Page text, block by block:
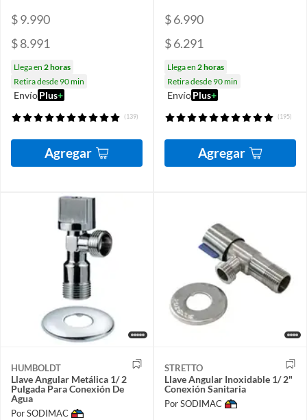
$ 9.990
$ 8.991
Llega en 2 horas
Retira desde 90 min
EnvíoPlus+
(139)
Agregar
$ 6.990
$ 6.291
Llega en 2 horas
Retira desde 90 min
EnvíoPlus+
(195)
Agregar
HUMBOLDT
Llave Angular Metálica 1/ 2
Pulgada Para Conexión De
Agua
Por SODIMAC
STRETTO
Llave Angular Inoxidable 1/ 2"
Conexión Sanitaria
Por SODIMAC